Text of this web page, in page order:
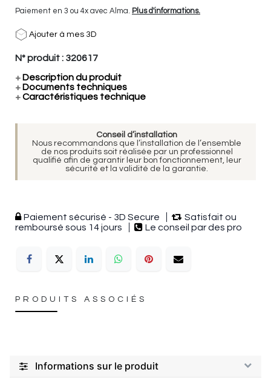
Paiement en 3 ou 4x avec Alma. Plus d'informations.
Ajouter à mes 3D
N° produit : 320617
+ Description du produit
+ Documents techniques
+Caractéristiques technique
Conseil d’installation
Nous recommandons que l’installation de l’ensemble
de nos produits soit réalisée par un professionnel
qualifié afin de garantir leur bon fonctionnement, leur
sécurité et la validité de la garantie.
Paiement sécurisé - 3D Secure
Satisfait ou
remboursé sous 14 jours
Le conseil par des pro
PRODUITS ASSOCIÉS
Informations sur le produit